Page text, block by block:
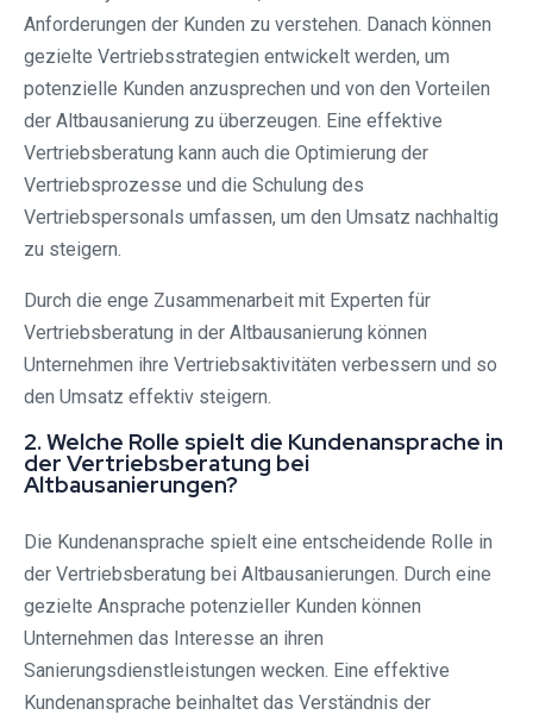
Anforderungen der Kunden zu verstehen. Danach können
gezielte Vertriebsstrategien entwickelt werden, um
potenzielle Kunden anzusprechen und von den Vorteilen
der Altbausanierung zu überzeugen. Eine effektive
Vertriebsberatung kann auch die Optimierung der
Vertriebsprozesse und die Schulung des
Vertriebspersonals umfassen, um den Umsatz nachhaltig
zu steigern.
Durch die enge Zusammenarbeit mit Experten für
Vertriebsberatung in der Altbausanierung können
Unternehmen ihre Vertriebsaktivitäten verbessern und so
den Umsatz effektiv steigern.
2. Welche Rolle spielt die Kundenansprache in
der Vertriebsberatung bei
Altbausanierungen?
Die Kundenansprache spielt eine entscheidende Rolle in
der Vertriebsberatung bei Altbausanierungen. Durch eine
gezielte Ansprache potenzieller Kunden können
Unternehmen das Interesse an ihren
Sanierungsdienstleistungen wecken. Eine effektive
Kundenansprache beinhaltet das Verständnis der